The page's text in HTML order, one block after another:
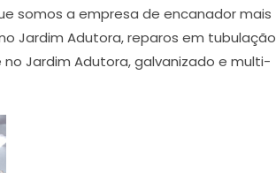
somos a empresa de encanador mais
Jardim Adutora, reparos em tubulação
Jardim Adutora, galvanizado e multi-